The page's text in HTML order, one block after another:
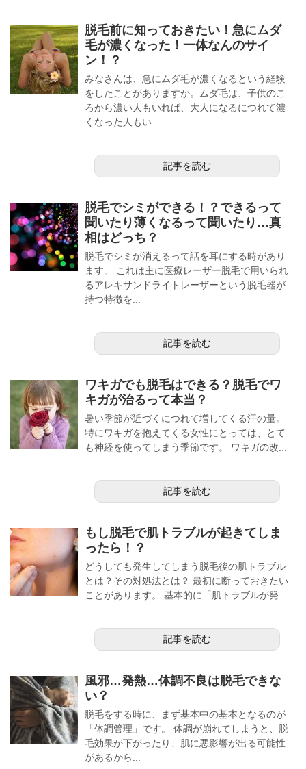
脱毛前に知っておきたい！急にムダ
毛が濃くなった！一体なんのサイ
ン！？
みなさんは、急にムダ毛が濃くなるという経験
をしたことがありますか。ムダ毛は、子供のこ
ろから濃い人もいれば、大人になるにつれて濃
くなった人もい...
記事を読む
脱毛でシミができる！？できるって
聞いたり薄くなるって聞いたり…真
相はどっち？
脱毛でシミが消えるって話を耳にする時があり
ます。 これは主に医療レーザー脱毛で用いられ
るアレキサンドライトレーザーという脱毛器が
持つ特徴を...
記事を読む
ワキガでも脱毛はできる？脱毛でワ
キガが治るって本当？
暑い季節が近づくにつれて増してくる汗の量。
特にワキガを抱えてくる女性にとっては、とて
も神経を使ってしまう季節です。 ワキガの改...
記事を読む
もし脱毛で肌トラブルが起きてしま
ったら！？
どうしても発生してしまう脱毛後の肌トラブル
とは？その対処法とは？ 最初に断っておきたい
ことがあります。 基本的に「肌トラブルが発...
記事を読む
風邪…発熱…体調不良は脱毛できな
い？
脱毛をする時に、まず基本中の基本となるのが
「体調管理」です。 体調が崩れてしまうと、脱
毛効果が下がったり、肌に悪影響が出る可能性
があるから...